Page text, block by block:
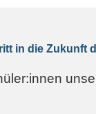
in die Zukunft